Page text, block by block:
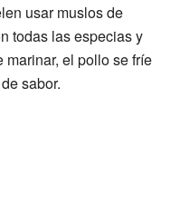
usar muslos de
todas las especias y
el pollo se fríe
sabor.